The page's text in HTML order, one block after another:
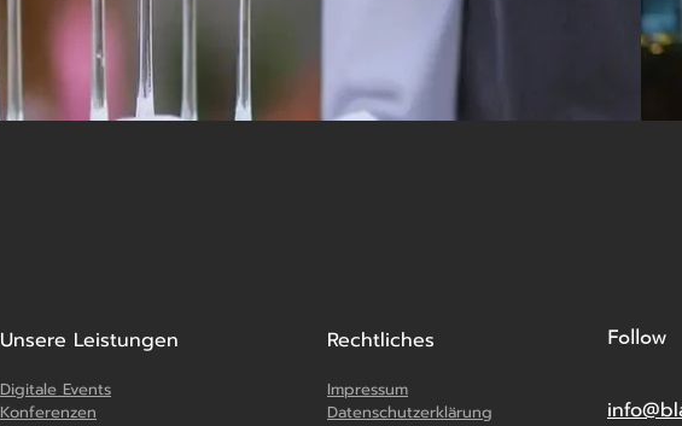
Unsere Leistungen
Digitale Events
Konferenzen
Rechtliches
Impressum
Datenschutzerklärung
Follow